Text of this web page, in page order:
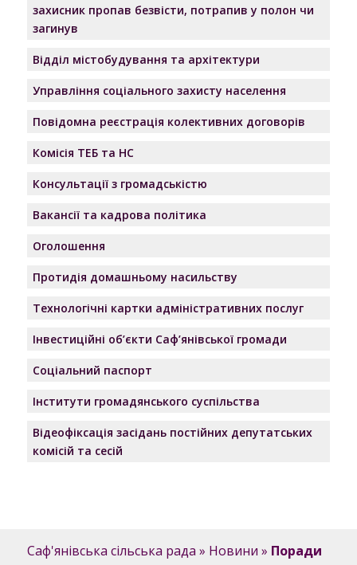
захисник пропав безвісти, потрапив у полон чи
загинув
Відділ містобудування та архітектури
Управління соціального захисту населення
Повідомна реєстрація колективних договорів
Комісія ТЕБ та НС
Консультації з громадськістю
Вакансії та кадрова політика
Оголошення
Протидія домашньому насильству
Технологічні картки адміністративних послуг
Інвестиційні об’єкти Саф’янівської громади
Соціальний паспорт
Інститути громадянського суспільства
Відеофіксація засідань постійних депутатських
комісій та сесій
Саф'янівська сільська рада » Новини » Поради